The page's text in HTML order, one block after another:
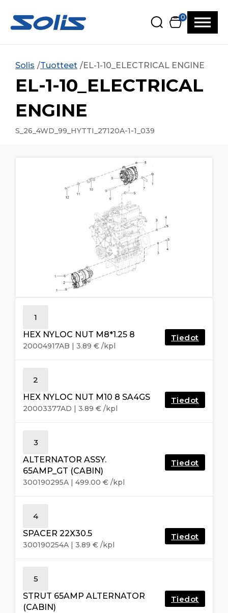
0
Solis Tuotteet EL-1-10_ELECTRICAL ENGINE
EL-1-10_ELECTRICAL
ENGINE
S_26_4WD_99_HYTTI_27120A-1-1_039
1
HEX NYLOC NUT M8*1.25 8
20004917AB | 3.89 € /kpl
Tiedot
2
HEX NYLOC NUT M10 8 SA4GS
20003377AD | 3.89 € /kpl
Tiedot
3
ALTERNATOR ASSY.
65AMP_GT (CABIN)
300190295A | 499.00 € /kpl
Tiedot
4
SPACER 22X30.5
300190254A | 3.89 € /kpl
Tiedot
5
STRUT 65AMP ALTERNATOR
(CABIN)
Tiedot